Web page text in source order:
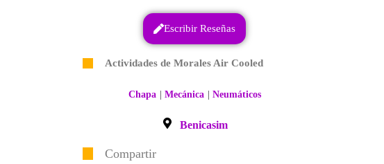
Escribir Reseñas
Actividades de Morales Air Cooled
Chapa | Mecánica | Neumáticos
Benicasim
Compartir